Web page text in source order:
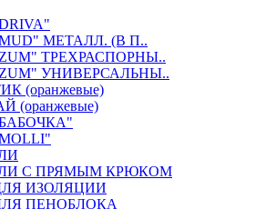
МЕТАЛЛ. (В П..
ТРЕХРАСПОРНЫ..
УНИВЕРСАЛЬНЫ..
(оранжевые)
(оранжевые)
С ПРЯМЫМ КРЮКОМ
ИЗОЛЯЦИИ
ПЕНОБЛОКА